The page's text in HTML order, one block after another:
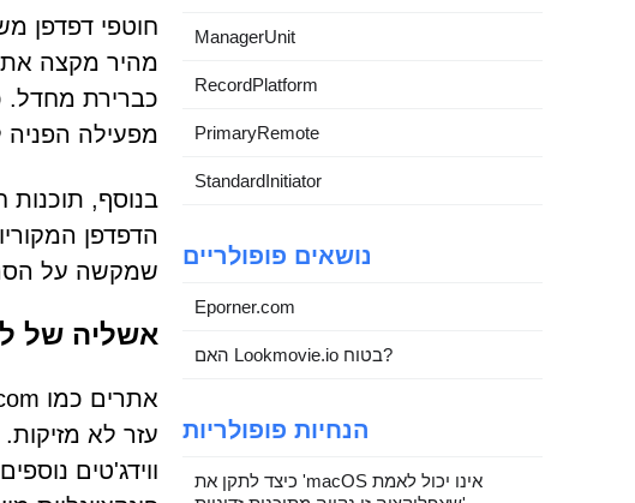
חוטפי דפדפן
כברירת
מפעילה
בנוסף,
הדפדפן
שמקשה על
אשליה של
עזר לא
ווידג'טים
ManagerUnit
RecordPlatform
PrimaryRemote
StandardInitiator
נושאים פופולריים
Eporner.com
האם Lookmovie.io בטוח?
הנחיות פופולריות
כיצד לתקן את 'macOS אינו יכול לאמת